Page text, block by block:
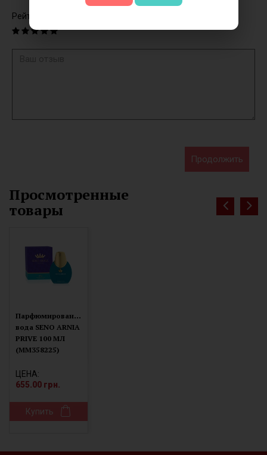
Рейтинг
Продолжить
Просмотренные
товары
П
арфюмированая
вода SENO ARNIA
PRIVE 100 МЛ
(MM358225)
ЦЕНА:
655.00 грн.
Купить